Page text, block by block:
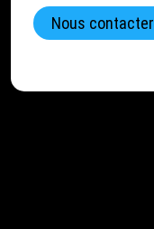
Nous contacter